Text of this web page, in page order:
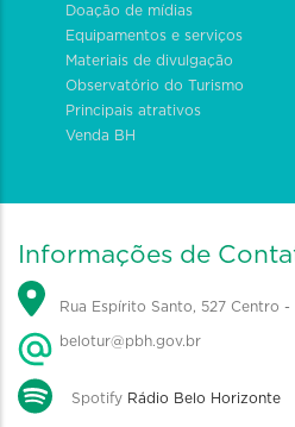
Doação de mídias
Equipamentos e serviços
Materiais de divulgação
Observatório do Turismo
Principais atrativos
Venda BH
Informações de
Rua Espírito Santo, 527 Centro
belotur@pbh.gov.br
Spotify Rádio Belo Horizonte